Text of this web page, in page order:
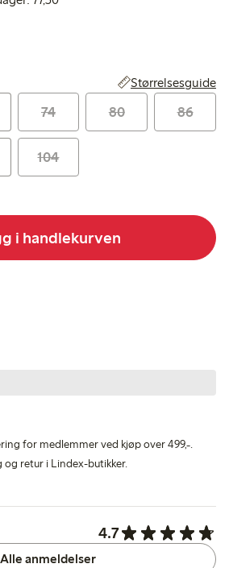
Størrelsesguide
74 80 86
104
i handlekurven
for medlemmer ved kjøp over 499,-.
retur i Lindex-butikker.
4.7
Alle anmeldelser